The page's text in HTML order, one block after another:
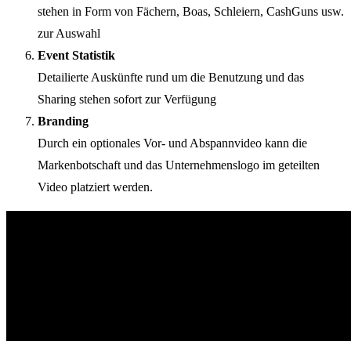
stehen in Form von Fächern, Boas, Schleiern, CashGuns usw.
zur Auswahl
Event Statistik
Detailierte Auskünfte rund um die Benutzung und das
Sharing stehen sofort zur Verfügung
Branding
Durch ein optionales Vor- und Abspannvideo kann die
Markenbotschaft und das Unternehmenslogo im geteilten
Video platziert werden.